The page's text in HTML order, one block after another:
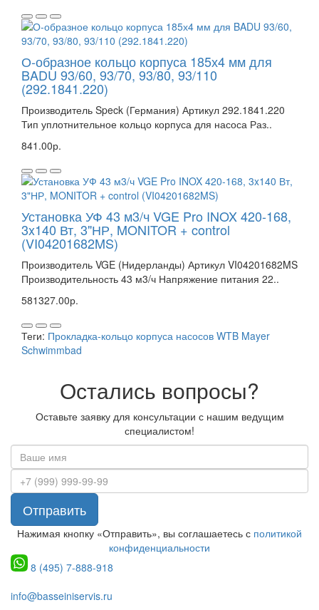
О-образное кольцо корпуса 185х4 мм для
BADU 93/60, 93/70, 93/80, 93/110
(292.1841.220)
Производитель Speck (Германия) Артикул 292.1841.220
Тип уплотнительное кольцо корпуса для насоса Раз..
841.00р.
Установка УФ 43 м3/ч VGE Pro INOX 420-168,
3x140 Вт, 3"НР, MONITOR + control
(VI04201682MS)
Производитель VGE (Нидерланды) Артикул VI04201682MS
Производительность 43 м3/ч Напряжение питания 22..
581327.00р.
Теги: Прокладка-кольцо корпуса насосов WTB Mayer
Schwimmbad
Остались вопросы?
Оставьте заявку для консультации с нашим ведущим
специалистом!
Отправить
Нажимая кнопку «Отправить», вы соглашаетесь с политикой
конфиденциальности
8 (495) 7-888-918
info@basseiniservis.ru